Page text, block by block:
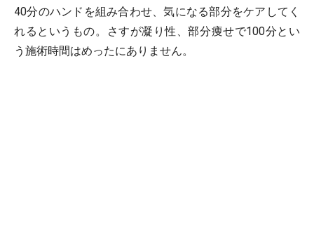
40分のハンドを組み合わせ、気になる部分をケアしてく
れるというもの。さすが凝り性、部分痩せで100分とい
う施術時間はめったにありません。